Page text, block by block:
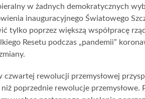
w żadnych demokratycznych
inauguracyjnego Światowego
tylko poprzez większą współpracę
Resetu podczas „pandemii”
czwartej rewolucji przemysłowej
niż poprzednie rewolucje